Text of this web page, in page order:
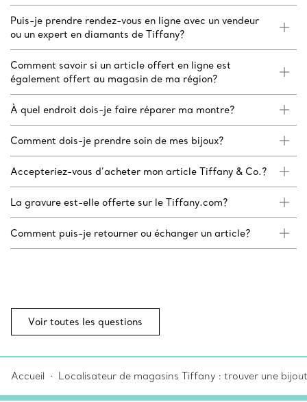
Puis-je prendre rendez-vous en ligne avec un vendeur
ou un expert en diamants de Tiffany?
Comment savoir si un article offert en ligne est
également offert au magasin de ma région?
À quel endroit dois-je faire réparer ma montre?
Comment dois-je prendre soin de mes bijoux?
Accepteriez-vous d’acheter mon article Tiffany & Co.?
La gravure est-elle offerte sur le Tiffany.com?
Comment puis-je retourner ou échanger un article?
Voir toutes les questions
Accueil Localisateur de magasins Tiffany : trouver une